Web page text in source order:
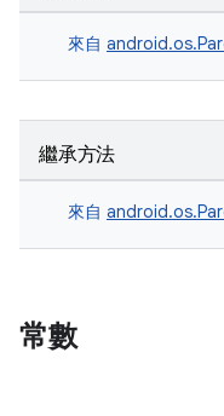
來自
繼承方法
來自
常數